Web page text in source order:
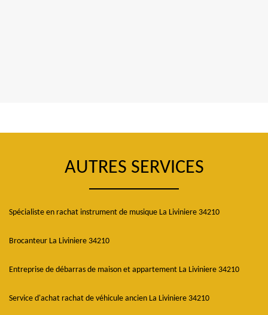
AUTRES SERVICES
Spécialiste en rachat instrument de musique La Liviniere 34210
Brocanteur La Liviniere 34210
Entreprise de débarras de maison et appartement La Liviniere 34210
Service d'achat rachat de véhicule ancien La Liviniere 34210